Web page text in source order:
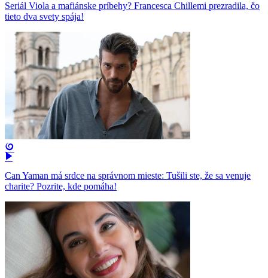
Seriál Viola a mafiánske príbehy? Francesca Chillemi prezradila, čo
tieto dva svety spája!
Can Yaman má srdce na správnom mieste: Tušili ste, že sa venuje
charite? Pozrite, kde pomáha!